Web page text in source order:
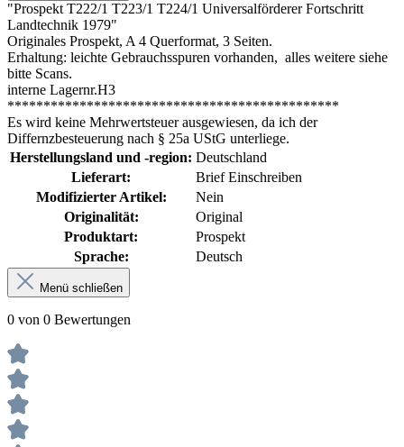
"Prospekt T222/1 T223/1 T224/1 Universalförderer Fortschritt
Landtechnik 1979"
Originales Prospekt, A 4 Querformat, 3 Seiten.
Erhaltung: leichte Gebrauchsspuren vorhanden, alles weitere siehe
bitte Scans.
interne Lagernr.H3
**********************************************
Es wird keine Mehrwertsteuer ausgewiesen, da ich der
Differnzbesteuerung nach § 25a UStG unterliege.
Herstellungsland und -region: Deutschland
Lieferart:
Brief Einschreiben
Modifizierter Artikel:
Nein
Originalität:
Original
Produktart:
Prospekt
Sprache:
Deutsch
Menü schließen
0 von 0 Bewertungen